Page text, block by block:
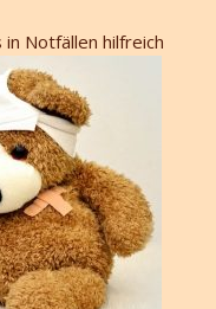
Notfällen hilfreich